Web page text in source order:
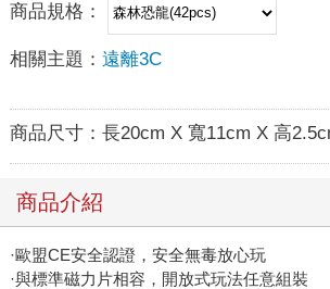
商品規格：
相關主題： 遠離3C
商品尺寸： 長20cm X 寬11cm X 高
商品介紹
·歐盟CE安全認證，安全無毒放心玩
·與標準磁力片相容，開放式玩法任意組裝